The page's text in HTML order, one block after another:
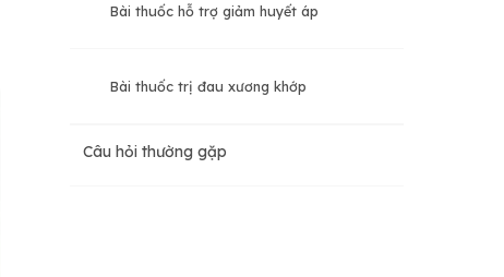
Bài thuốc hỗ trợ giảm huyết áp
Bài thuốc trị đau xương khớp
Câu hỏi thường gặp